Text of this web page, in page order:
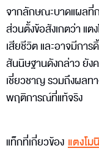
จากลักษณะบาดแผลที่
ส่วนตั้งข้อสังเกตว่า แต
เสียชีวิต และอาจมีกา
สันนิษฐานดังกล่าว ยัง
เชี่ยวชาญ รวมถึงผลท
พฤติการณ์ที่แท้จริง
แท็กที่เกี่ยวข้อง แตงโม